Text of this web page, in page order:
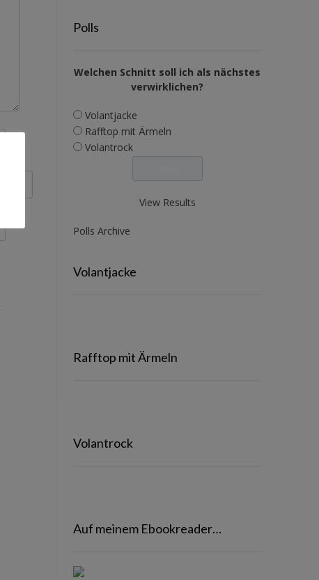
Polls
Welchen Schnitt soll ich als nächstes
verwirklichen?
Volantjacke
Rafftop mit Ärmeln
Volantrock
View Results
Polls Archive
Volantjacke
Rafftop mit Ärmeln
Volantrock
Auf meinem Ebookreader…